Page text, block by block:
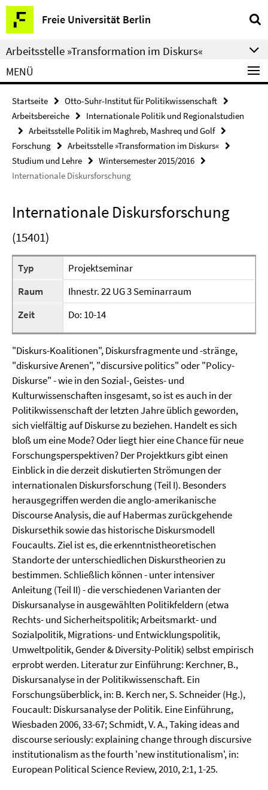
Springe
direkt
zu
Inhalt
Freie Universität Berlin
Service-
Navigation
Arbeitsstelle »Transformation im Diskurs«
MENÜ
Startseite
Otto-Suhr-Institut für Politikwissenschaft
Arbeitsbereiche
Internationale Politik und Regionalstudien
Arbeitsstelle Politik im Maghreb, Mashreq und Golf
Forschung
Arbeitsstelle »Transformation im Diskurs«
Studium und Lehre
Wintersemester 2015/2016
Internationale Diskursforschung
Internationale Diskursforschung
(15401)
Typ
Projektseminar
Raum
Ihnestr. 22 UG 3 Seminarraum
Zeit
Do: 10-14
"Diskurs-Koalitionen", Diskursfragmente und -stränge,
"diskursive Arenen", "discursive politics" oder "Policy-
Diskurse" - wie in den Sozial-, Geistes- und
Kulturwissenschaften insgesamt, so ist es auch in der
Politikwissenschaft der letzten Jahre üblich geworden,
sich vielfältig auf Diskurse zu beziehen. Handelt es sich
bloß um eine Mode? Oder liegt hier eine Chance für neue
Forschungsperspektiven? Der Projektkurs gibt einen
Einblick in die derzeit diskutierten Strömungen der
internationalen Diskursforschung (Teil I). Besonders
herausgegriffen werden die anglo-amerikanische
Discourse Analysis, die auf Habermas zurückgehende
Diskursethik sowie das historische Diskursmodell
Foucaults. Ziel ist es, die erkenntnistheoretischen
Standorte der unterschiedlichen Diskurstheorien zu
bestimmen. Schließlich können - unter intensiver
Anleitung (Teil II) - die verschiedenen Varianten der
Diskursanalyse in ausgewählten Politikfeldern (etwa
Rechts- und Sicherheitspolitik; Arbeitsmarkt- und
Sozialpolitik, Migrations- und Entwicklungspolitik,
Umweltpolitik, Gender & Diversity-Politik) selbst empirisch
erprobt werden. Literatur zur Einführung: Kerchner, B.,
Diskursanalyse in der Politikwissenschaft. Ein
Forschungsüberblick, in: B. Kerch ner, S. Schneider (Hg.),
Foucault: Diskursanalyse der Politik. Eine Einführung,
Wiesbaden 2006, 33-67; Schmidt, V. A., Taking ideas and
discourse seriously: explaining change through discursive
institutionalism as the fourth 'new institutionalism', in:
European Political Science Review, 2010, 2:1, 1-25.